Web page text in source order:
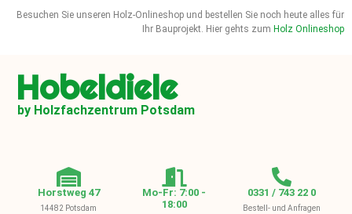
Besuchen Sie unseren Holz-Onlineshop und bestellen Sie noch heute alles für
Ihr Bauprojekt. Hier gehts zum Holz Onlineshop
Hobeldiele
by Holzfachzentrum Potsdam
Horstweg 47
14482 Potsdam
Mo-Fr: 7:00 -
18:00
0331 / 743 22 0
Bestell- und Anfragen